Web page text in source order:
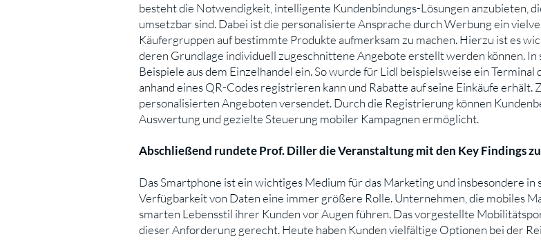
besteht die Notwendigkeit, intelligente Kundenbindungs-Lösungen anzubieten,
umsetzbar sind. Dabei ist die personalisierte Ansprache durch Werbung ein
Käufergruppen auf bestimmte Produkte aufmerksam zu machen. Hierzu ist es
deren Grundlage individuell zugeschnittene Angebote erstellt werden können.
Beispiele aus dem Einzelhandel ein. So wurde für Lidl beispielsweise ein
anhand eines QR-Codes registrieren kann und Rabatte auf seine Einkäufe
personalisierten Angeboten versendet. Durch die Registrierung können
Auswertung und gezielte Steuerung mobiler Kampagnen ermöglicht.
Abschließend rundete Prof. Diller die Veranstaltung mit den Key Findings
Das Smartphone ist ein wichtiges Medium für das Marketing und insbesondere
Verfügbarkeit von Daten eine immer größere Rolle. Unternehmen, die mobiles
smarten Lebensstil ihrer Kunden vor Augen führen. Das vorgestellte
dieser Anforderung gerecht. Heute haben Kunden vielfältige Optionen bei der